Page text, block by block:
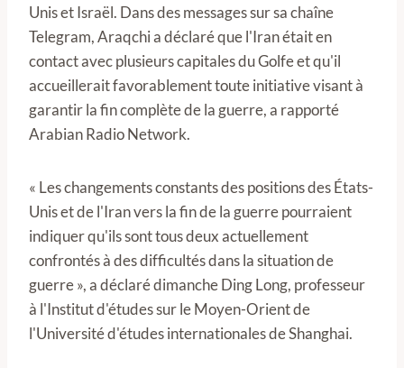
Unis et Israël. Dans des messages sur sa chaîne
Telegram, Araqchi a déclaré que l'Iran était en
contact avec plusieurs capitales du Golfe et qu'il
accueillerait favorablement toute initiative visant à
garantir la fin complète de la guerre, a rapporté
Arabian Radio Network.
« Les changements constants des positions des États-
Unis et de l'Iran vers la fin de la guerre pourraient
indiquer qu'ils sont tous deux actuellement
confrontés à des difficultés dans la situation de
guerre », a déclaré dimanche Ding Long, professeur
à l'Institut d'études sur le Moyen-Orient de
l'Université d'études internationales de Shanghai.